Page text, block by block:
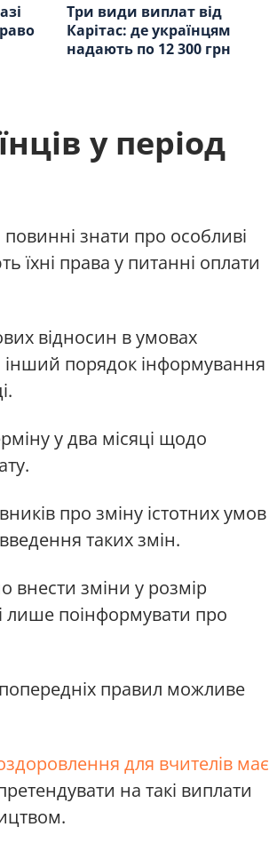
Три види виплат від
Карітас: де українцям
надають по 12 300 грн
у період
знати про особливі
їхні права у питанні оплати
відносин в умовах
інший порядок інформування
у два місяці щодо
про зміну істотних умов
таких змін.
внести зміни у розмір
лише поінформувати про
правил можливе
для вчителів має
на такі виплати